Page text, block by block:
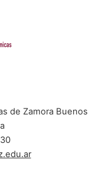
de Zamora Buenos